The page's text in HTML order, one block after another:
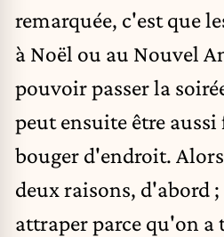
remarquée, c'est que
à Noël ou au Nouvel
pouvoir passer la
peut ensuite être
bouger d'endroit.
deux raisons, d'abord ;
attraper parce qu'on a